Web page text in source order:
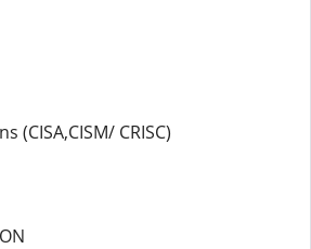
(CISA,CISM/ CRISC)